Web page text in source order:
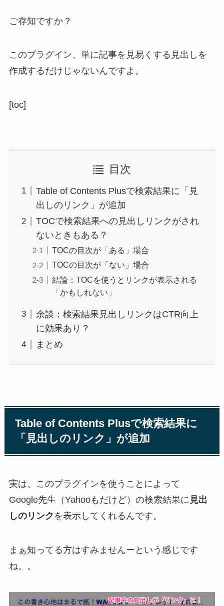
ご存知ですか？
このプラグイン、単に記事を見易くする見出しを
作成するだけじゃないんですよ。
[toc]
目次
Table of Contents Plusで検索結果に「見
出しのリンク」が追加
TOCで検索結果への見出しリンクがされ
ないときもある？
TOCの目次が「ある」場合
TOCの目次が「ない」場合
結論：TOCを使うとリンクが表示される
「かもしれない」
余談：検索結果見出しリンクはCTR向上
に効果あり？
まとめ
Table of Contents Plusで検索結果に
「見出しのリンク」が追加
実は、このプラグインを使うことによって
Google先生（Yahooもだけど）の検索結果に 見出
しのリンク を表示してくれるんです。
まぁ知ってる方はすみませんーという感じです
ね。。